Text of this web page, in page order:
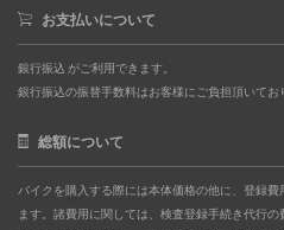
お支払いについて
銀行振込 がご利用できます。
銀行振込の振替手数料はお客様にご負担頂いてお
総額について
バイクを購入する際には本体価格の他に、登録
ます。諸費用に関しては、検査登録手続き代行